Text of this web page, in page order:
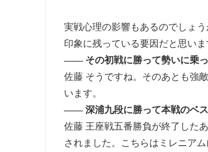
実戦心理の影響もあるのでしょ
印象に残っている要因だと思いま
―― その初戦に勝って勢いに乗っ
佐藤 そうですね。そのあとも強
います。
―― 深浦九段に勝って本戦のベス
佐藤 王座戦五番勝負が終了した
されました。こちらはミレニア